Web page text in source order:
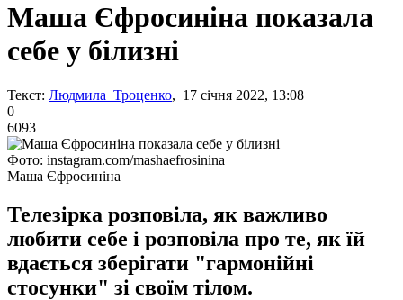
Маша Єфросиніна показала
себе у білизні
Текст: Людмила Троценко, 17 січня 2022, 13:08
0
6093
Фото: instagram.com/mashaefrosinina
Маша Єфросиніна
Телезірка розповіла, як важливо
любити себе і розповіла про те, як їй
вдається зберігати "гармонійні
стосунки" зі своїм тілом.